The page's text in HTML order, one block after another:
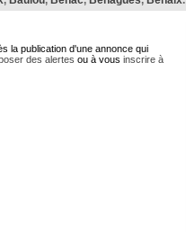
la publication d'une annonce qui
des alertes ou à vous inscrire à